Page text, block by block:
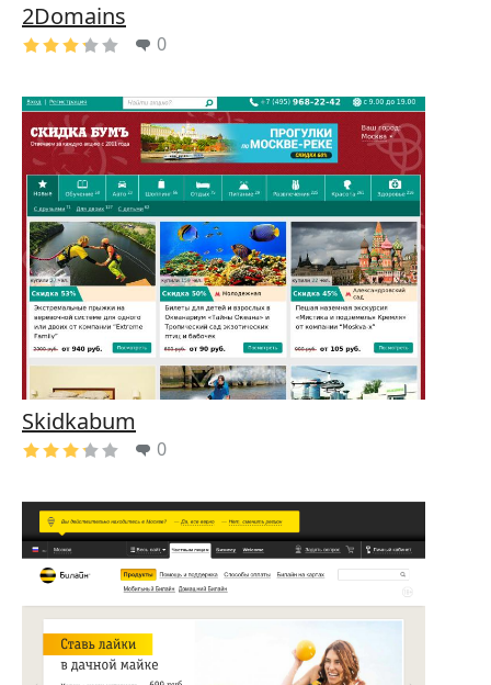
2Domains
0
Skidkabum
0